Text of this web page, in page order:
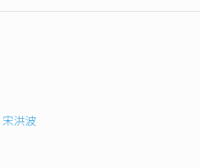
宋洪波